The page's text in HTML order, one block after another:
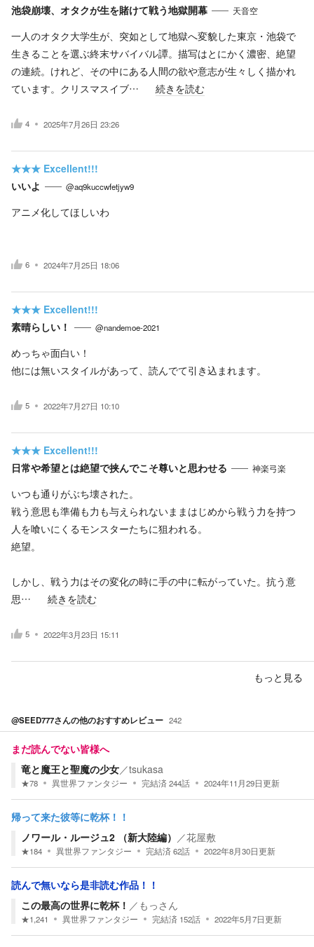
池袋崩壊、オタクが生を賭けて戦う地獄開幕
天音空
一人のオタク大学生が、突如として地獄へ変貌した東京・池袋で
生きることを選ぶ終末サバイバル譚。描写はとにかく濃密、絶望
の連続。けれど、その中にある人間の欲や意志が生々しく描かれ
ています。クリスマスイブ…
続きを読む
4 2025年7月26日 23:26
★★★ Excellent!!!
いいよ
@aq9kuccwfetjyw9
アニメ化してほしいわ
6 2024年7月25日 18:06
★★★ Excellent!!!
素晴らしい！
@nandemoe-2021
めっちゃ面白い！
他には無いスタイルがあって、読んでて引き込まれます。
5 2022年7月27日 10:10
★★★ Excellent!!!
日常や希望とは絶望で挟んでこそ尊いと思わせる
神楽弓楽
いつも通りがぶち壊された。
戦う意思も準備も力も与えられないままはじめから戦う力を持つ
人を喰いにくるモンスターたちに狙われる。
絶望。
しかし、戦う力はその変化の時に手の中に転がっていた。抗う意
思…
続きを読む
5 2022年3月23日 15:11
もっと見る
@SEED777さんの他のおすすめレビュー 242
まだ読んでない皆様へ
竜と魔王と聖魔の少女／tsukasa
★78 異世界ファンタジー 完結済244話 2024年11月29日更新
帰って来た彼等に乾杯！！
ノワール・ルージュ2 （新大陸編） ／花屋敷
★184 異世界ファンタジー 完結済62話 2022年8月30日更新
読んで無いなら是非読む作品！！
この最高の世界に乾杯！ ／ もっさん
★1,241 異世界ファンタジー 完結済 152話 2022年5月7日更新